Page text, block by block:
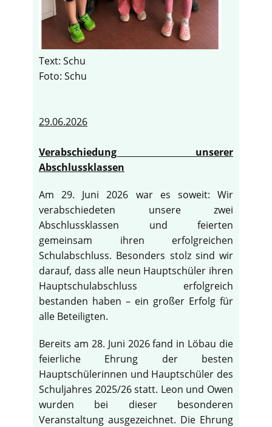
Text: Schu
Foto: Schu
29.06.2026
Verabschiedung unserer
Abschlussklassen
Am 29. Juni 2026 war es soweit: Wir
verabschiedeten unsere zwei
Abschlussklassen und feierten
gemeinsam ihren erfolgreichen
Schulabschluss. Besonders stolz sind wir
darauf, dass alle neun Hauptschüler ihren
Hauptschulabschluss erfolgreich
bestanden haben – ein großer Erfolg für
alle Beteiligten.
Bereits am 28. Juni 2026 fand in Löbau die
feierliche Ehrung der besten
Hauptschülerinnen und Hauptschüler des
Schuljahres 2025/26 statt. Leon und Owen
wurden bei dieser besonderen
Veranstaltung ausgezeichnet. Die Ehrung